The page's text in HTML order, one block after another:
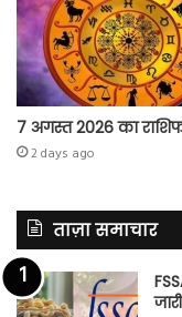
7 अगस्त 2026 का
2 days ago
ताज़ा समाचार
जारी